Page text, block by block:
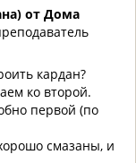
от Дома
кардан?
ко второй.
первой (по
смазаны, и